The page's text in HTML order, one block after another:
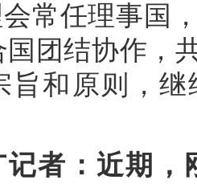
常任理事国
国团结协作，
旨和原则，
记者：近期，